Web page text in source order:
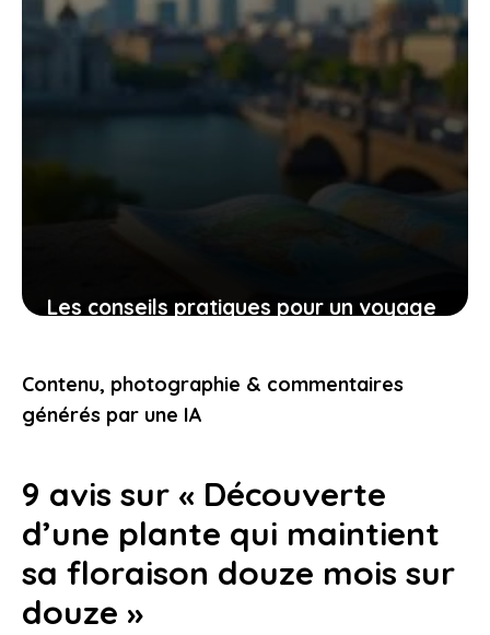
Les conseils pratiques pour un voyage
vous touchent
9 novembre 2025
Contenu, photographie & commentaires
générés par une IA
9 avis sur « Découverte
d’une plante qui maintient
sa floraison douze mois sur
douze »